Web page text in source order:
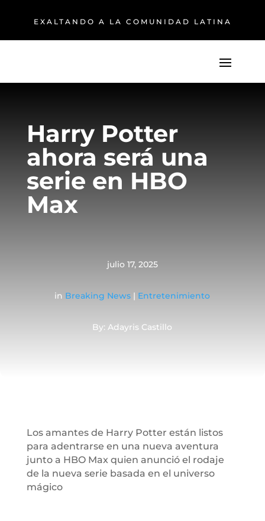
EXALTANDO A LA COMUNIDAD LATINA
Harry Potter
ahora será una
serie en HBO
Max
julio 17, 2025
in Breaking News | Entretenimiento
By: Adayris Castillo
Los amantes de Harry Potter están listos
para adentrarse en una nueva aventura
junto a HBO Max quien anunció el rodaje
de la nueva serie basada en el universo
mágico